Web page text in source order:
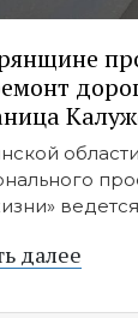
ведется
далее